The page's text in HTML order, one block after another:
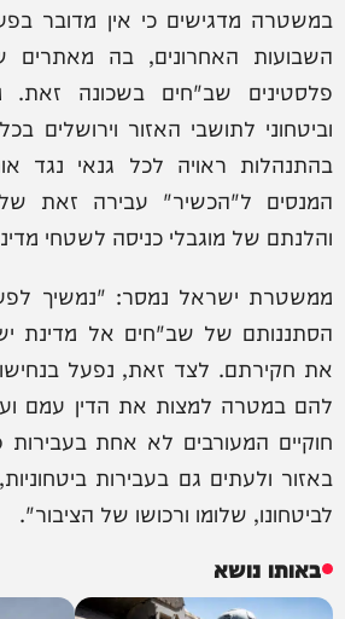
במשטרה מדגישים כי אין מדובר
השבועות האחרונים, בה מאתרים
פלסטינים שב"חים בשכונה זאת.
וביטחוני לתושבי האזור וירושלים
בהתנהלות ראויה לכל גנאי נגד
המנסים ל"הכשיר" עבירה זאת
והלנתם של מוגבלי כניסה לשטחי
ממשטרת ישראל נמסר: "נמשיך
הסתננותם של שב"חים אל מדינת
את חקירתם. לצד זאת, נפעל
להם במטרה למצות את הדין עמם
חוקיים המעורבים לא אחת בעבירות
באזור ולעתים גם בעבירות
לביטחונו, שלומו ורכושו של הציבור".
באותו נושא